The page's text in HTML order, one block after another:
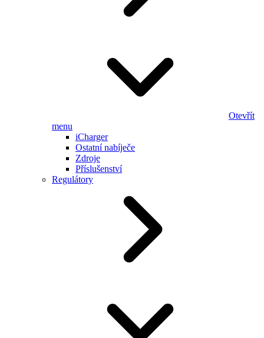
Otevřít
menu
iCharger
Ostatní nabíječe
Zdroje
Příslušenství
Regulátory